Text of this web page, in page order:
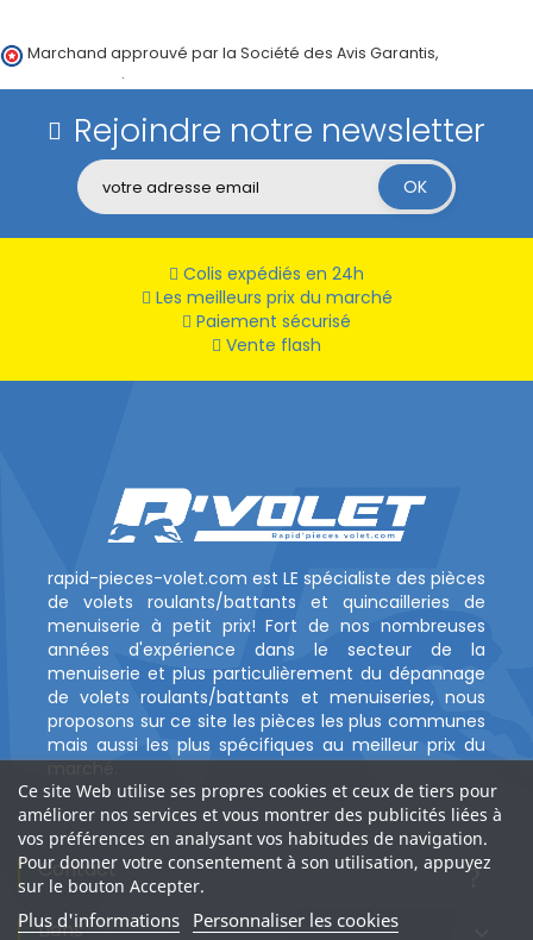
Ce site Web utilise ses propres cookies et ceux de tiers pour
améliorer nos services et vous montrer des publicités liées à
vos préférences en analysant vos habitudes de navigation.
Pour donner votre consentement à son utilisation, appuyez
sur le bouton Accepter.
Plus d'informations Personnaliser les cookies
Marchand approuvé par la Société des Avis Garantis,
.
Rejoindre notre newsletter
Colis expédiés en 24h
Les meilleurs prix du marché
Paiement sécurisé
Vente flash
rapid-pieces-volet.com est LE spécialiste des pièces
de volets roulants/battants et quincailleries de
menuiserie à petit prix! Fort de nos nombreuses
années d'expérience dans le secteur de la
menuiserie et plus particulièrement du dépannage
de volets roulants/battants et menuiseries, nous
proposons sur ce site les pièces les plus communes
mais aussi les plus spécifiques au meilleur prix du
marché.
Contact ?
Liens